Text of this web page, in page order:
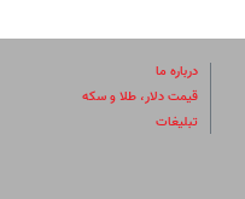
درباره ما
قیمت دلار، طلا و سکه
تبلیغات